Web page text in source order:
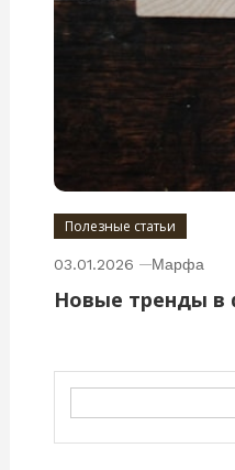
Полезные статьи
03.01.2026 Марфа
Новые тренды в